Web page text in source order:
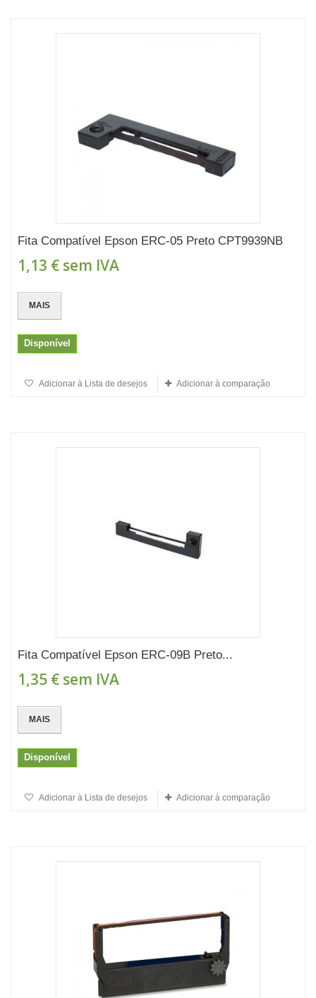
Fita Compatível Epson ERC-05 Preto CPT9939NB
1,13 € sem IVA
MAIS
Disponível
Adicionar à Lista de desejos Adicionar à comparação
Fita Compatível Epson ERC-09B Preto...
1,35 € sem IVA
MAIS
Disponível
Adicionar à Lista de desejos Adicionar à comparação